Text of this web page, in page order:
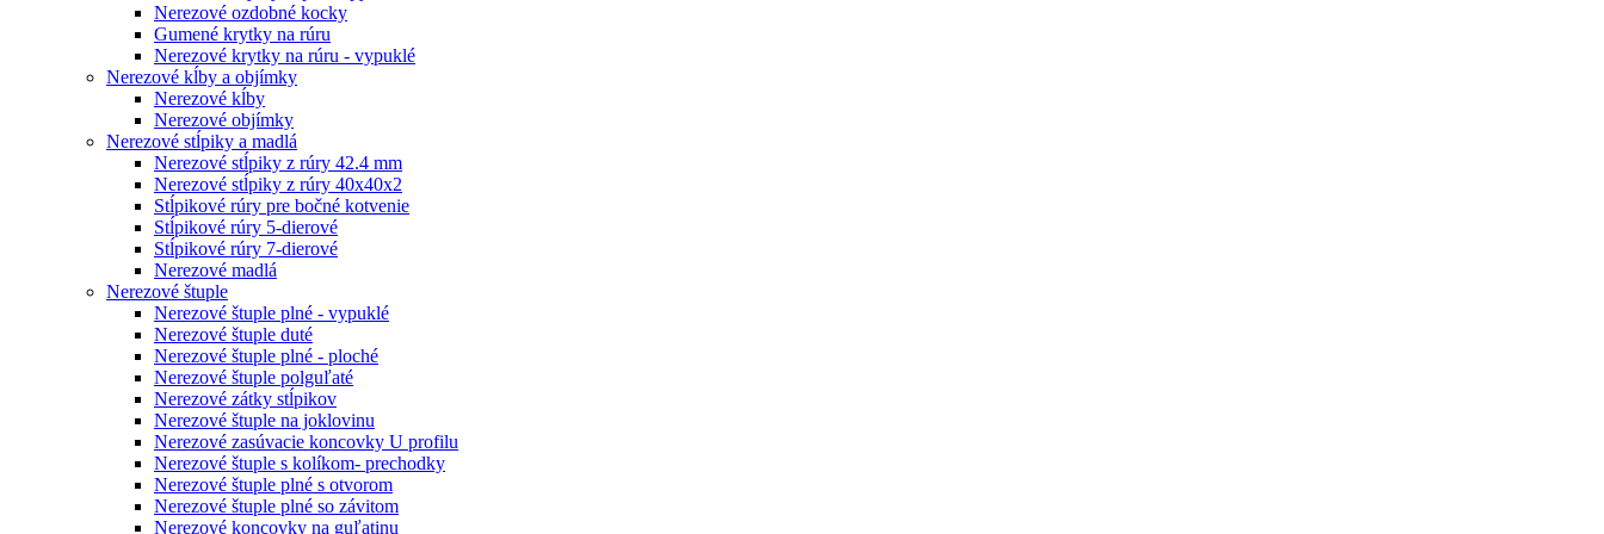
Nerezové ozdobné kocky
Gumené krytky na rúru
Nerezové krytky na rúru - vypuklé
Nerezové kĺby a objímky
Nerezové kĺby
Nerezové objímky
Nerezové stĺpiky a madlá
Nerezové stĺpiky z rúry 42.4 mm
Nerezové stĺpiky z rúry 40x40x2
Stĺpikové rúry pre bočné kotvenie
Stĺpikové rúry 5-dierové
Stĺpikové rúry 7-dierové
Nerezové madlá
Nerezové štuple
Nerezové štuple plné - vypuklé
Nerezové štuple duté
Nerezové štuple plné - ploché
Nerezové štuple polguľaté
Nerezové zátky stĺpikov
Nerezové štuple na joklovinu
Nerezové zasúvacie koncovky U profilu
Nerezové štuple s kolíkom- prechodky
Nerezové štuple plné s otvorom
Nerezové štuple plné so závitom
Nerezové koncovky na guľatinu